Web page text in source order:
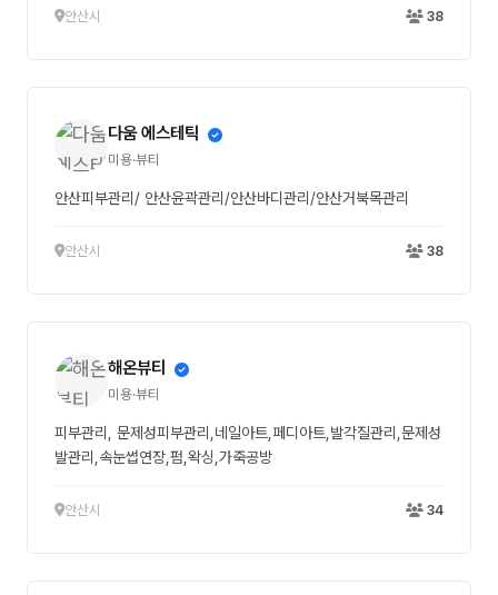
안산시 38
다움 에스테틱
미용·뷰티
안산피부관리/ 안산윤곽관리/안산바디관리/안산거북목관리
안산시 38
해온뷰티
미용·뷰티
피부관리, 문제성피부관리,네일아트,페디아트,발각질관리,문제성
발관리,속눈썹연장,펌,왁싱,가죽공방
안산시 34